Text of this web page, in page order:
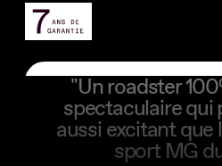
Configurez
À partir de 62 990€ TTC(16)
"Un roadster
spectaculaire qui
aussi excitant que
sport MG